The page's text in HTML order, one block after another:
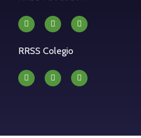
RRSS Colegio